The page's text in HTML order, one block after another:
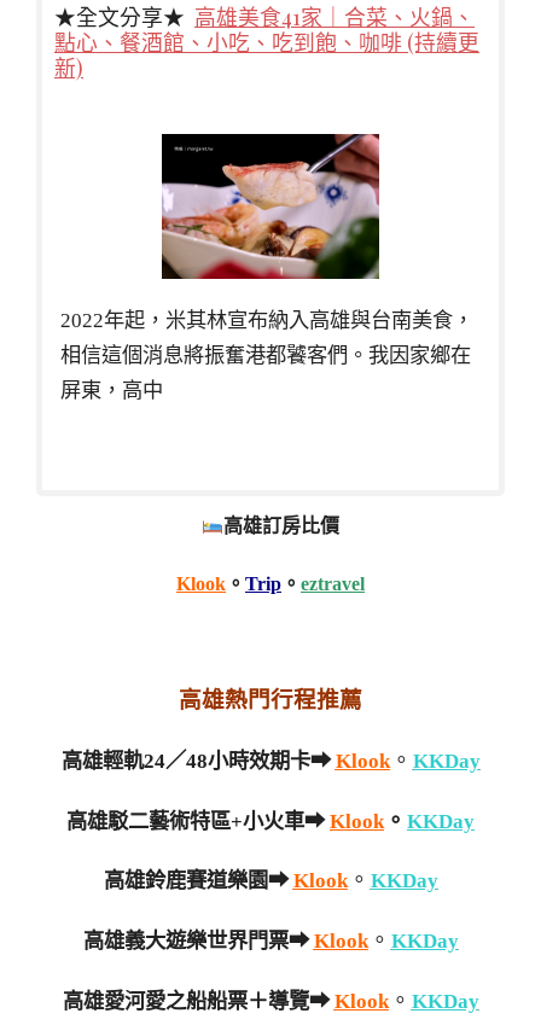
★全文分享★ 高雄美食41家｜合菜、火鍋、
點心、餐酒館、小吃、吃到飽、咖啡 (持續更
新)
2022年起，米其林宣布納入高雄與台南美食，
相信這個消息將振奮港都饕客們。我因家鄉在
屏東，高中
高雄訂房比價
Klook 。 Trip 。 eztravel
高雄熱門行程推薦
高雄輕軌24／48小時效期卡➡Klook。 KKDay
高雄駁二藝術特區+小火車➡Klook 。 KKDay
高雄鈴鹿賽道樂園➡Klook。 KKDay
高雄義大遊樂世界門票➡Klook。 KKDay
高雄愛河愛之船船票＋導覽➡Klook。 KKDay